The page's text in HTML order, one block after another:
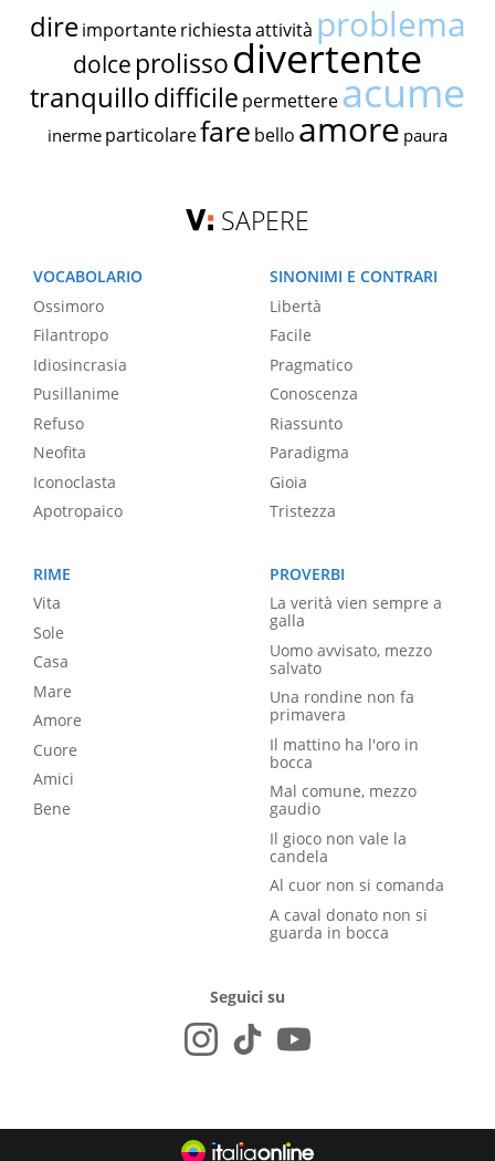
dire importante richiestaattività problema
dolce prolissodivertente
tranquillodifficile permettereacume
inerme particolarefare bello amore paura
SAPERE
VOCABOLARIO
Ossimoro
Filantropo
Idiosincrasia
Pusillanime
Refuso
Neofita
Iconoclasta
Apotropaico
SINONIMI E CONTRARI
Libertà
Facile
Pragmatico
Conoscenza
Riassunto
Paradigma
Gioia
Tristezza
RIME
Vita
Sole
Casa
Mare
Amore
Cuore
Amici
Bene
PROVERBI
La verità vien sempre a
galla
Uomo avvisato, mezzo
salvato
Una rondine non fa
primavera
Il mattino ha l'oro in
bocca
Mal comune, mezzo
gaudio
Il gioco non vale la
candela
Al cuor non si comanda
A caval donato non si
guarda in bocca
Seguici su